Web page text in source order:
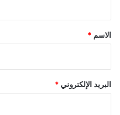
*
الاسم *
البريد الإلكتروني *